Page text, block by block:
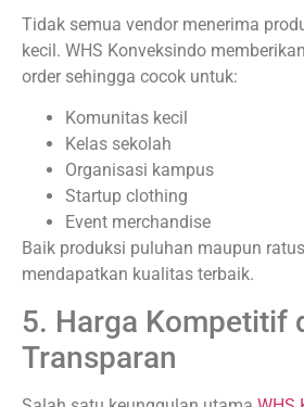
Tidak semua vendor menerima
kecil. WHS Konveksindo
order sehingga cocok untuk:
Komunitas kecil
Kelas sekolah
Organisasi kampus
Startup clothing
Event merchandise
Baik produksi puluhan maupun
mendapatkan kualitas terbaik.
5. Harga Kompetitif
Transparan